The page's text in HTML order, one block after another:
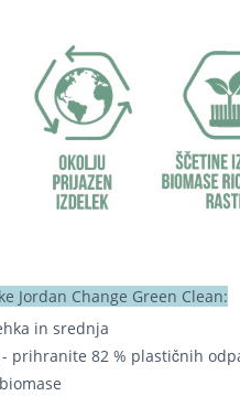
Jordan Change Green Clean:
in srednja
prihranite 82 % plastičnih